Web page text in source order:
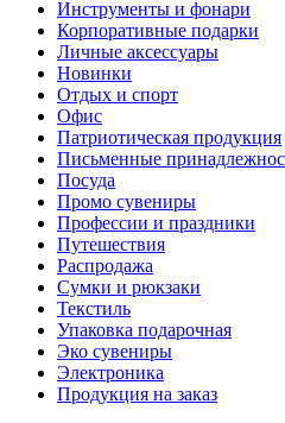
Инструменты и фонари
Корпоративные подарки
Личные аксессуары
Новинки
Отдых и спорт
Офис
Патриотическая продукция
Письменные
Посуда
Промо сувениры
Профессии и праздники
Путешествия
Распродажа
Сумки и рюкзаки
Текстиль
Упаковка подарочная
Эко сувениры
Электроника
Продукция на заказ